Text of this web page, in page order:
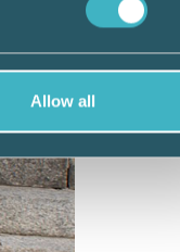
Allow all